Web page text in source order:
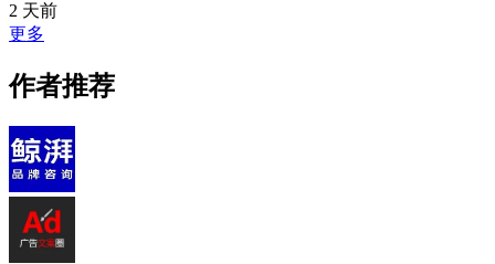
2 天前
更多
作者推荐